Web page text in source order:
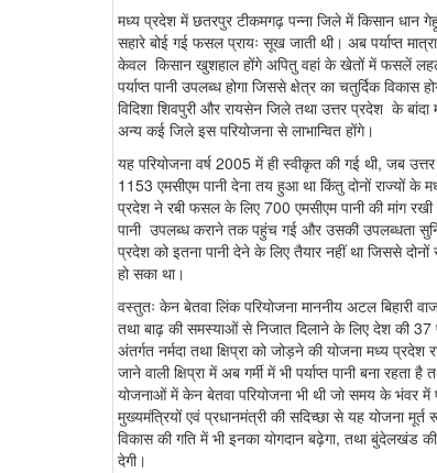
मध्य प्रदेश में छतरपुर टीकमगढ़ पन्ना जिले में किसान
सहारे बोई गई फसल प्रायः सूख जाती थी। अब पर्याप्त
केवल किसान खुशहाल होंगे अपितु वहां के खेतों में फसलें
पर्याप्त पानी उपलब्ध होगा जिससे क्षेत्र का चतुर्दिक
विदिशा शिवपुरी और रायसेन जिले तथा उत्तर प्रदेश के
अन्य कई जिले इस परियोजना से लाभान्वित होंगे।
यह परियोजना वर्ष 2005 में ही स्वीकृत की गई थी, जब
1153 एमसीएम पानी देना तय हुआ था किंतु दोनों राज्यों के
प्रदेश ने रबी फसल के लिए 700 एमसीएम पानी की मांग
पानी उपलब्ध कराने तक पहुंच गई और उसकी उपलब्धता
प्रदेश को इतना पानी देने के लिए तैयार नहीं था जिससे
हो सका था।
वस्तुतः केन बेतवा लिंक परियोजना माननीय अटल बिहारी
तथा बाढ़ की समस्याओं से निजात दिलाने के लिए देश की
अंतर्गत नर्मदा तथा क्षिप्रा को जोड़ने की योजना मध्य
जाने वाली क्षिप्रा में अब गर्मी में भी पर्याप्त पानी बना
योजनाओं में केन बेतवा परियोजना भी थी जो समय के
मुख्यमंत्रियों एवं प्रधानमंत्री की सदिच्छा से यह योजना
विकास की गति में भी इनका योगदान बढ़ेगा, तथा बुंदेलखंड
देगी।